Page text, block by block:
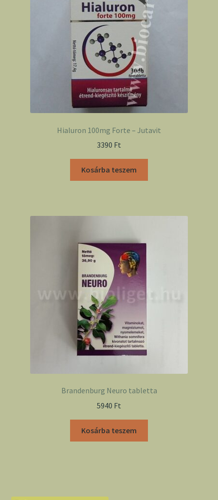
Hialuron 100mg Forte – Jutavit
3390 Ft
Kosárba teszem
Brandenburg Neuro tabletta
5940 Ft
Kosárba teszem